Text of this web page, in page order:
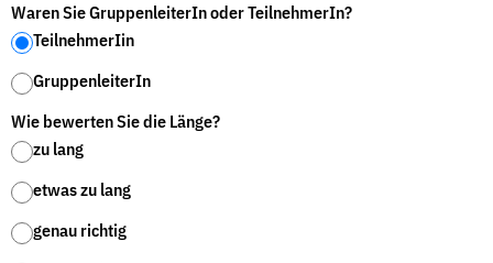
Geschenkspende
Newsletter
Appelle unterzeichnen
Waren Sie GruppenleiterIn oder TeilnehmerIn?
TeilnehmerIin
GruppenleiterIn
Wie bewerten Sie die Länge?
zu lang
etwas zu lang
genau richtig